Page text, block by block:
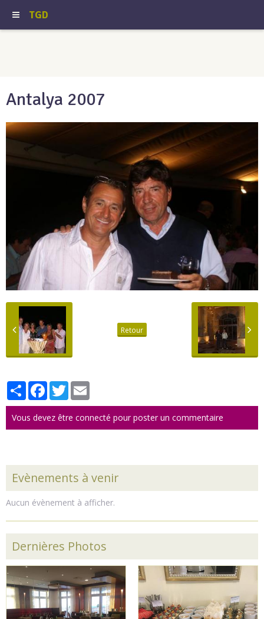
TGD
Antalya 2007
Retour
PartagerFacebook
Twitter
Vous devez être connecté pour poster un commentaire
Evènements à venir
Aucun évènement à afficher.
Dernières Photos